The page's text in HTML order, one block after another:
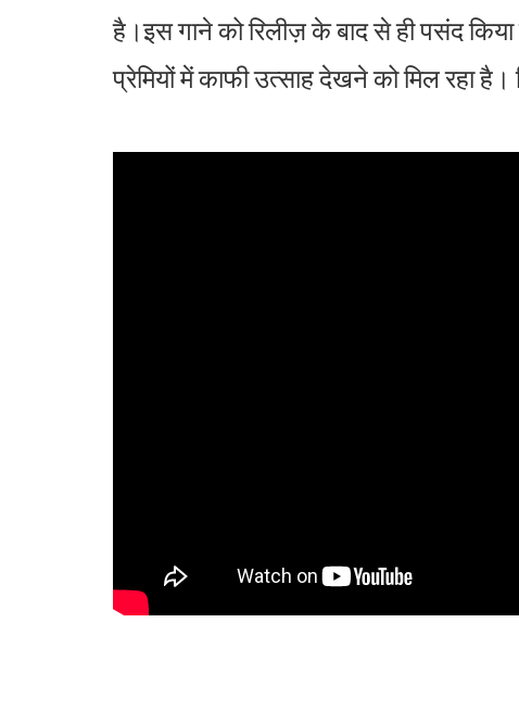
है।इस गाने को रिलीज़ के बाद से ही पसंद
प्रेमियों में काफी उत्साह देखने को मिल रहा है।